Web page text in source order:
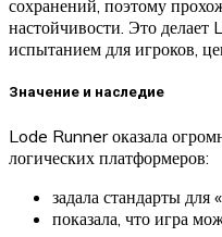
сохранений, поэтому
настойчивости. Это
испытанием для игроков,
Значение и наследие
Lode Runner оказала
логических платформеров:
задала стандарты для
показала, что игра